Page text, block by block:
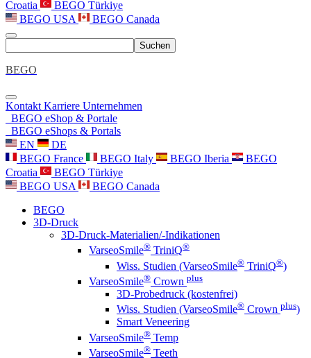
Croatia
BEGO Türkiye
BEGO USA
BEGO Canada
Suchen
BEGO
Kontakt Karriere Unternehmen
BEGO eShop & Portale
BEGO eShops & Portals
EN
DE
BEGO France
BEGO Italy BEGO Iberia
BEGO
Croatia
BEGO Türkiye
BEGO USA
BEGO Canada
BEGO
3D-Druck
3D-Druck-Materialien/-Indikationen
VarseoSmile® TriniQ®
Wiss. Studien (VarseoSmile® TriniQ®)
VarseoSmile® Crown plus
3D-Probedruck (kostenfrei)
Wiss. Studien (VarseoSmile® Crown plus)
Smart Veneering
VarseoSmile® Temp
VarseoSmile® Teeth